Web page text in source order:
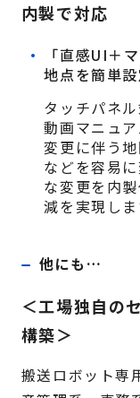
内製で対応
「直感UI＋
地点を簡単
タッチパネ
動画マニュ
変更に伴う
などを容易
な変更を内
減を実現しま
他にも…
＜工場独自の
構築＞
搬送ロボット専